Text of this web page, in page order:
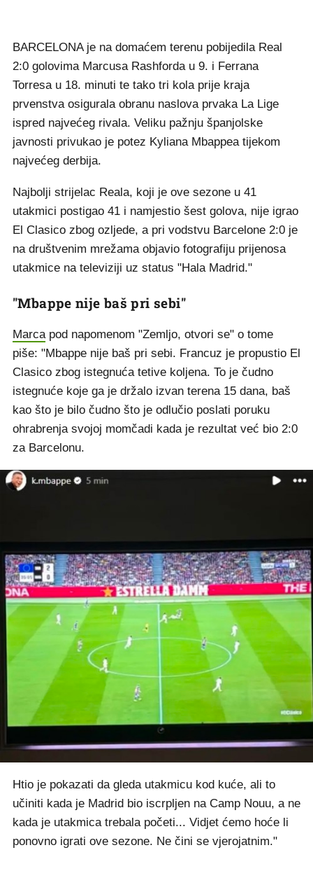
BARCELONA je na domaćem terenu pobijedila Real
2:0 golovima Marcusa Rashforda u 9. i Ferrana
Torresa u 18. minuti te tako tri kola prije kraja
prvenstva osigurala obranu naslova prvaka La Lige
ispred najvećeg rivala. Veliku pažnju španjolske
javnosti privukao je potez Kyliana Mbappea tijekom
najvećeg derbija.
Najbolji strijelac Reala, koji je ove sezone u 41
utakmici postigao 41 i namjestio šest golova, nije igrao
El Clasico zbog ozljede, a pri vodstvu Barcelone 2:0 je
na društvenim mrežama objavio fotografiju prijenosa
utakmice na televiziji uz status "Hala Madrid."
"Mbappe nije baš pri sebi"
Marcapod napomenom "Zemljo, otvori se" o tome
piše: "Mbappe nije baš pri sebi. Francuz je propustio El
Clasico zbog istegnuća tetive koljena. To je čudno
istegnuće koje ga je držalo izvan terena 15 dana, baš
kao što je bilo čudno što je odlučio poslati poruku
ohrabrenja svojoj momčadi kada je rezultat već bio 2:0
za Barcelonu.
Htio je pokazati da gleda utakmicu kod kuće, ali to
učiniti kada je Madrid bio iscrpljen na Camp Nouu, a ne
kada je utakmica trebala početi... Vidjet ćemo hoće li
ponovno igrati ove sezone. Ne čini se vjerojatnim."